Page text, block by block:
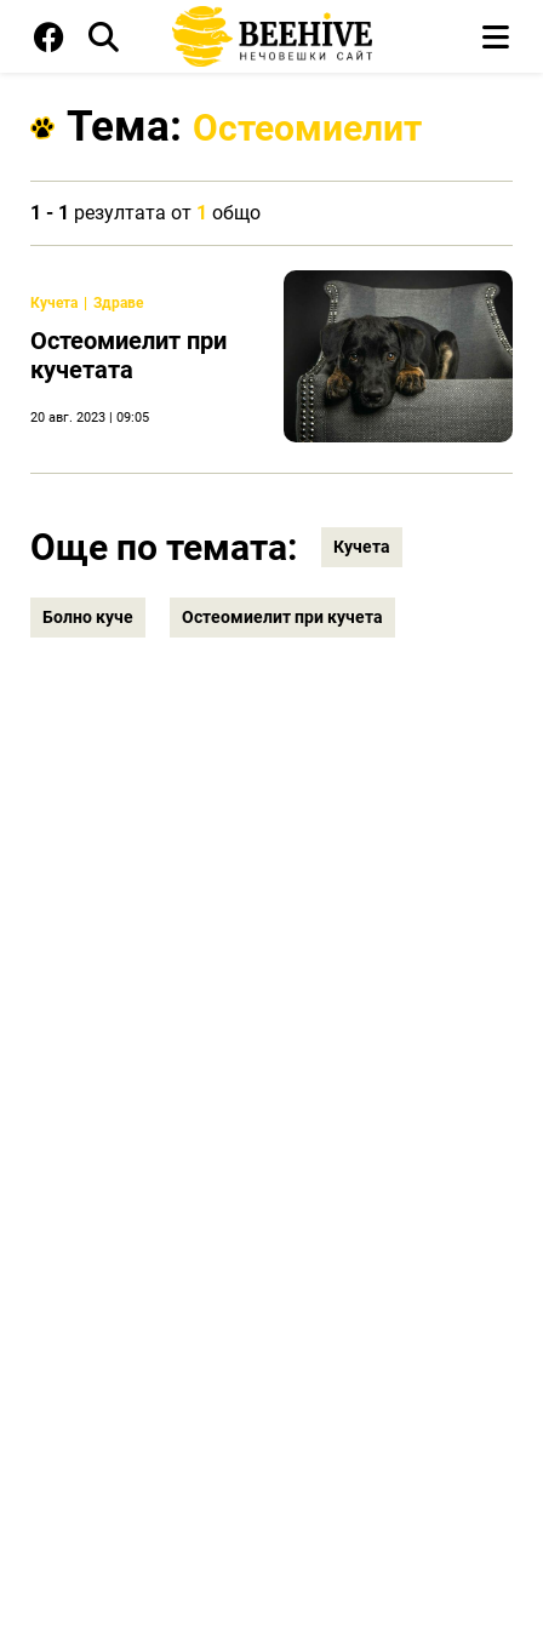
Тема: Остеомиелит
1 - 1 резултата от 1 общо
Кучета Здраве
Остеомиелит при
кучетата
20 авг. 2023 | 09:05
Още по темата: Кучета
Болно куче Остеомиелит при кучета